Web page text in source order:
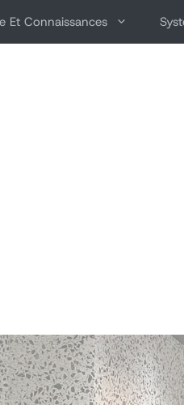
Et Connaissances